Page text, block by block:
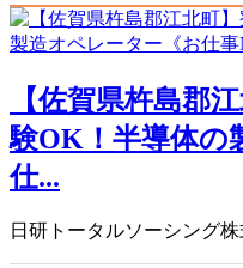
【佐賀県杵島郡
験OK！半導体の
仕...
日研トータルソーシング